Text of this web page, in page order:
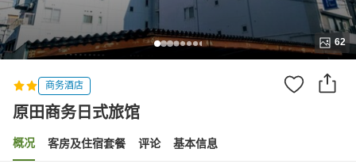
62
商务酒店
原田商务日式旅馆
概况 客房及住宿套餐 评论 基本信息